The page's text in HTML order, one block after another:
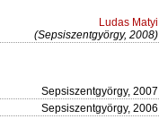
Ludas Matyi
(Sepsiszentgyörgy, 2008)
Sepsiszentgyörgy, 2007
Sepsiszentgyörgy, 2006